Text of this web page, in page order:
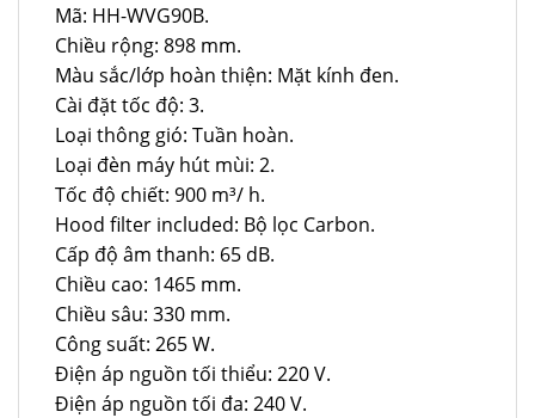
Mã: HH-WVG90B.
Chiều rộng: 898 mm.
Màu sắc/lớp hoàn thiện: Mặt kính đen.
Cài đặt tốc độ: 3.
Loại thông gió: Tuần hoàn.
Loại đèn máy hút mùi: 2.
Tốc độ chiết: 900 m³/ h.
Hood filter included: Bộ lọc Carbon.
Cấp độ âm thanh: 65 dB.
Chiều cao: 1465 mm.
Chiều sâu: 330 mm.
Công suất: 265 W.
Điện áp nguồn tối thiểu: 220 V.
Điện áp nguồn tối đa: 240 V.